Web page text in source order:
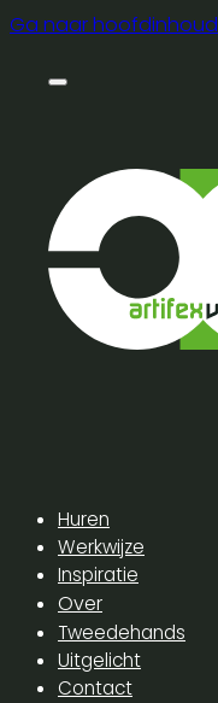
Ga naar hoofdinhoud
Huren
Werkwijze
Inspiratie
Over
Tweedehands
Uitgelicht
Contact